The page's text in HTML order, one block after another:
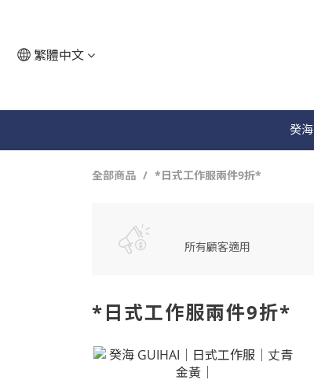
繁體中文
癸海
全部商品 *日式工作服兩件9折*
所有顧客適用
*日式工作服兩件9折*